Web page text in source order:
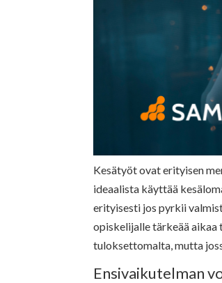
Kesätyöt ovat erityisen
ideaalista käyttää
erityisesti jos pyrkii
opiskelijalle tärkeää aikaa
tuloksettomalta, mutta
Ensivaikutelman